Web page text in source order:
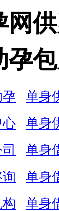
网
孕
单身
心
单身
单身
单身
单身